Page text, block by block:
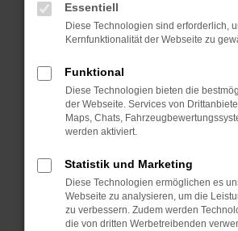
können das Laden bestimmter
verhindern. Funktioniert die
Fenster?
Starte dein Gerät neu.
Das kann manchmal helfen,
Probleme zu beheben.
Betriebssystem auf dem
sind.
Veraltete Software birgt nicht
Sicherheitsrisiko, sondern kann
Essentiell
Diese Technologien sind erforderlich,
Kernfunktionalität der Webseite zu
Funktional
Diese Technologien bieten die
der Webseite. Services von
Maps, Chats,
werden aktiviert.
Statistik und Marketing
Diese Technologien ermöglichen es
Webseite zu analysieren, um die
zu verbessern. Zudem werden
die von dritten Werbetreibenden